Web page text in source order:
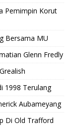
Pemimpin Korut
Bersama MU
Glenn Fredly
1998 Terulang
Aubameyang
Di Old Trafford